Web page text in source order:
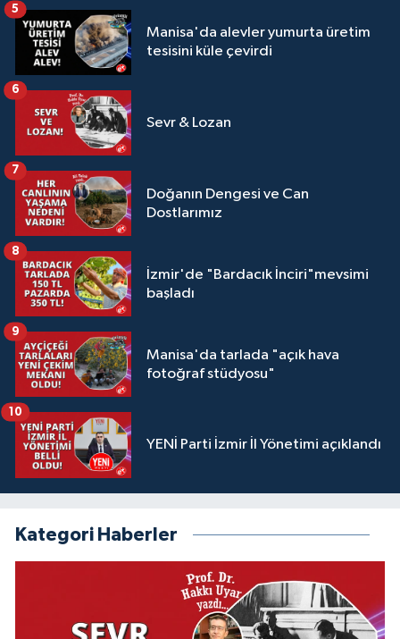
Manisa'da alevler yumurta üretim
tesisini küle çevirdi
5
Sevr & Lozan
6
Doğanın Dengesi ve Can
Dostlarımız
7
İzmir'de "Bardacık İnciri"mevsimi
başladı
8
Manisa'da tarlada "açık hava
fotoğraf stüdyosu"
9
YENİ Parti İzmir İl Yönetimi açıklandı
10
Kategori Haberler